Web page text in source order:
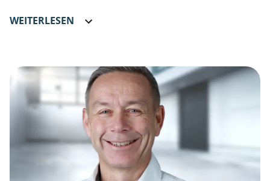
WEITERLESEN